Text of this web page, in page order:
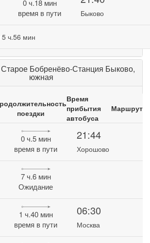
0 ч.18 мин
время в пути
Быково
5 ч.56 мин
Старое Бобренёво-Станция Быково,
южная
поездки
Время
прибытия
автобуса
Маршрут
0 ч.5 мин
время в пути
21:44
Хорошово
7 ч.6 мин
Ожидание
1 ч.40 мин
время в пути
06:30
Москва